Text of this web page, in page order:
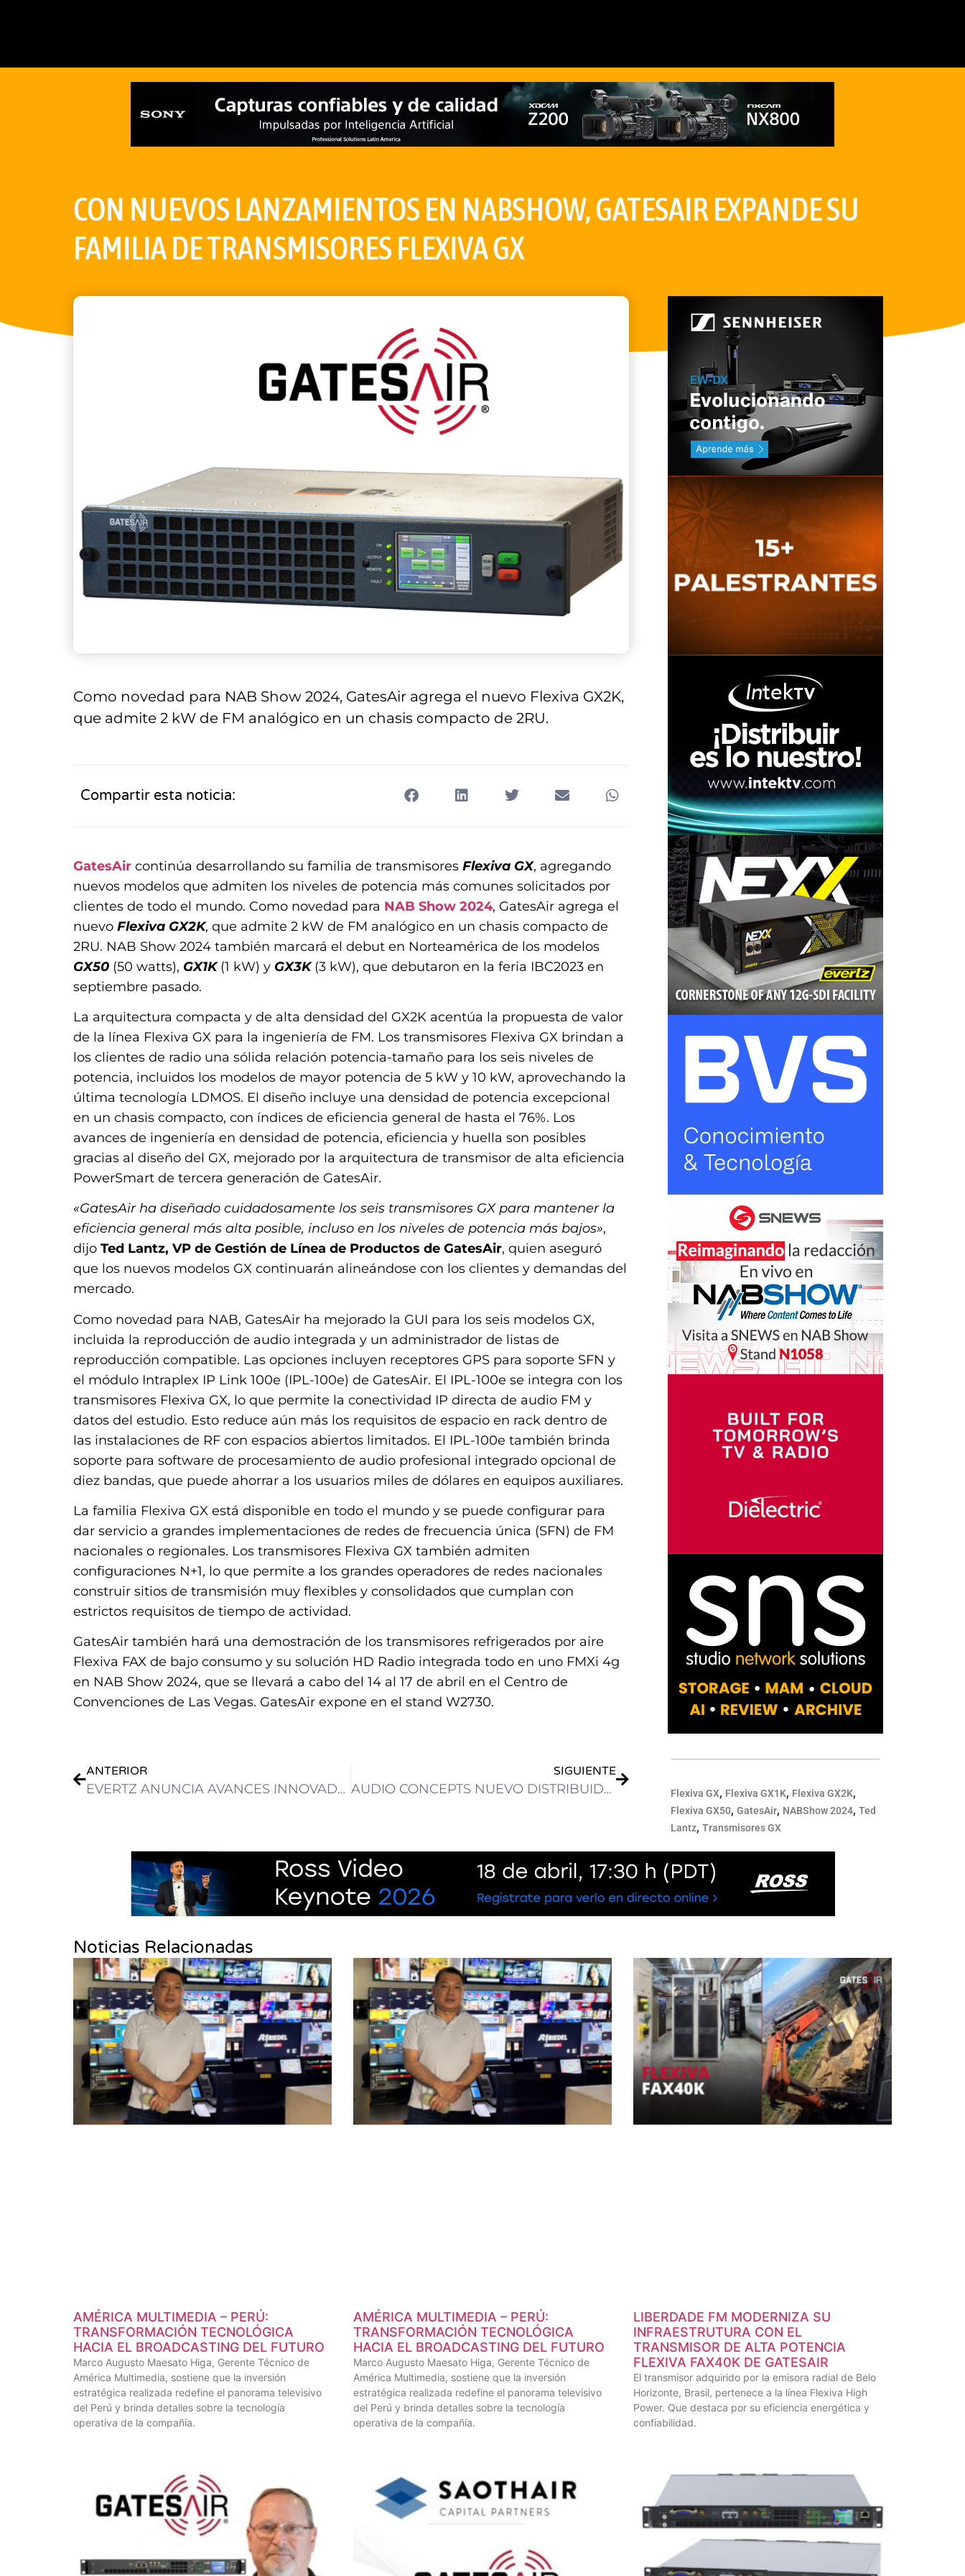
CON NUEVOS LANZAMIENTOS EN NABSHOW, GATESAIR EXPANDE SU
FAMILIA DE TRANSMISORES FLEXIVA GX
Como novedad para NAB Show 2024, GatesAir agrega el nuevo Flexiva GX2K,
que admite 2 kW de FM analógico en un chasis compacto de 2RU.
Compartir esta noticia:
GatesAir continúa desarrollando su familia de transmisores Flexiva GX, agregando
nuevos modelos que admiten los niveles de potencia más comunes solicitados por
clientes de todo el mundo. Como novedad para NAB Show 2024, GatesAir agrega el
nuevo Flexiva GX2K, que admite 2 kW de FM analógico en un chasis compacto de
2RU. NAB Show 2024 también marcará el debut en Norteamérica de los modelos
GX50 (50 watts), GX1K(1 kW) y GX3K(3 kW), que debutaron en la feria IBC2023 en
septiembre pasado.
La arquitectura compacta y de alta densidad del GX2K acentúa la propuesta de valor
de la línea Flexiva GX para la ingeniería de FM. Los transmisores Flexiva GX brindan a
los clientes de radio una sólida relación potencia-tamaño para los seis niveles de
potencia, incluidos los modelos de mayor potencia de 5 kW y 10 kW, aprovechando la
última tecnología LDMOS. El diseño incluye una densidad de potencia excepcional
en un chasis compacto, con índices de eficiencia general de hasta el 76%. Los
avances de ingeniería en densidad de potencia, eficiencia y huella son posibles
gracias al diseño del GX, mejorado por la arquitectura de transmisor de alta eficiencia
PowerSmart de tercera generación de GatesAir.
«GatesAir ha diseñado cuidadosamente los seis transmisores GX para mantener la
eficiencia general más alta posible, incluso en los niveles de potencia más bajos»,
dijo Ted Lantz, VP de Gestión de Línea de Productos de GatesAir, quien aseguró
que los nuevos modelos GX continuarán alineándose con los clientes y demandas del
mercado.
Como novedad para NAB, GatesAir ha mejorado la GUI para los seis modelos GX,
incluida la reproducción de audio integrada y un administrador de listas de
reproducción compatible. Las opciones incluyen receptores GPS para soporte SFN y
el módulo Intraplex IP Link 100e (IPL-100e) de GatesAir. El IPL-100e se integra con los
transmisores Flexiva GX, lo que permite la conectividad IP directa de audio FM y
datos del estudio. Esto reduce aún más los requisitos de espacio en rack dentro de
las instalaciones de RF con espacios abiertos limitados. El IPL-100e también brinda
soporte para software de procesamiento de audio profesional integrado opcional de
diez bandas, que puede ahorrar a los usuarios miles de dólares en equipos auxiliares.
La familia Flexiva GX está disponible en todo el mundo y se puede configurar para
dar servicio a grandes implementaciones de redes de frecuencia única (SFN) de FM
nacionales o regionales. Los transmisores Flexiva GX también admiten
configuraciones N+1, lo que permite a los grandes operadores de redes nacionales
construir sitios de transmisión muy flexibles y consolidados que cumplan con
estrictos requisitos de tiempo de actividad.
GatesAir también hará una demostración de los transmisores refrigerados por aire
Flexiva FAX de bajo consumo y su solución HD Radio integrada todo en uno FMXi 4g
en NAB Show 2024, que se llevará a cabo del 14 al 17 de abril en el Centro de
Convenciones de Las Vegas. GatesAir expone en el stand W2730.
ANTERIOR
EVERTZ ANUNCIA AVANCES INNOVADORES EN LA REVOLUCIÓN DE LA INFRAESTRUCTURA TERRESTRE SATELITAL
SIGUIENTE
AUDIO CONCEPTS NUEVO DISTRIBUIDOR MASTER DE BLACKMAGIC EN VENEZUELA Flexiva GX, Flexiva GX1K, Flexiva GX2K,
Flexiva GX50,GatesAir, NABShow 2024,Ted
Lantz,Transmisores GX
Noticias Relacionadas
AMÉRICA MULTIMEDIA – PERÚ:
TRANSFORMACIÓN TECNOLÓGICA
HACIA EL BROADCASTING DEL FUTURO
Marco Augusto Maesato Higa, Gerente Técnico de
América Multimedia, sostiene que la inversión
estratégica realizada redefine el panorama televisivo
del Perú y brinda detalles sobre la tecnología
operativa de la compañía.
AMÉRICA MULTIMEDIA – PERÚ:
TRANSFORMACIÓN TECNOLÓGICA
HACIA EL BROADCASTING DEL FUTURO
Marco Augusto Maesato Higa, Gerente Técnico de
América Multimedia, sostiene que la inversión
estratégica realizada redefine el panorama televisivo
del Perú y brinda detalles sobre la tecnología
operativa de la compañía.
LIBERDADE FM MODERNIZA SU
INFRAESTRUTURA CON EL
TRANSMISOR DE ALTA POTENCIA
FLEXIVA FAX40K DE GATESAIR
El transmisor adquirido por la emisora radial de Belo
Horizonte, Brasil, pertenece a la línea Flexiva High
Power. Que destaca por su eficiencia energética y
confiabilidad.